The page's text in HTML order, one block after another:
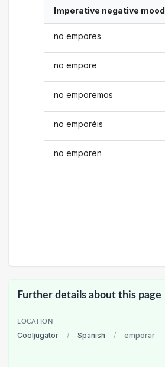
Imperative negative mood
no empores
no empore
no emporemos
no emporéis
no emporen
Further details about this page
LOCATION
Cooljugator / Spanish / emporar